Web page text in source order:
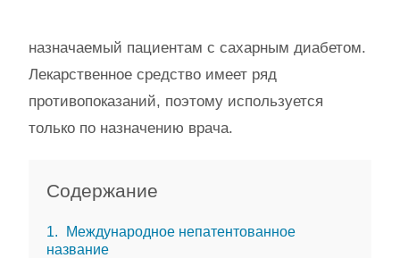
назначаемый пациентам с сахарным диабетом.
Лекарственное средство имеет ряд
противопоказаний, поэтому используется
только по назначению врача.
Содержание
1
Международное непатентованное
название